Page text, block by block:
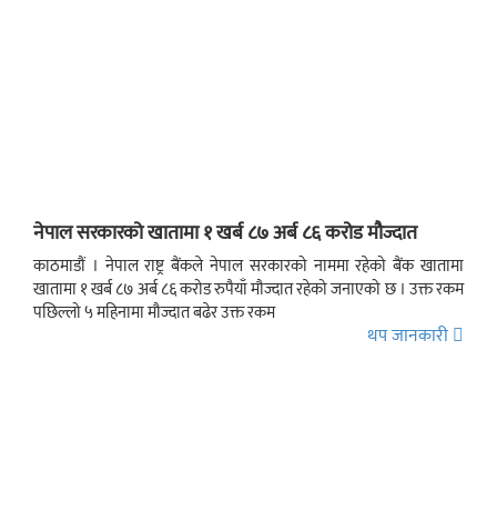
नेपाल सरकारको खातामा १ खर्ब ८७ अर्ब ८६ करोड मौज्दात
काठमाडौं । नेपाल राष्ट्र बैंकले नेपाल सरकारको नाममा रहेको बैंक खातामा
खातामा १ खर्ब ८७ अर्ब ८६ करोड रुपैयाँ मौज्दात रहेको जनाएको छ । उक्त रकम
पछिल्लो ५ महिनामा मौज्दात बढेर उक्त रकम
थप जानकारी